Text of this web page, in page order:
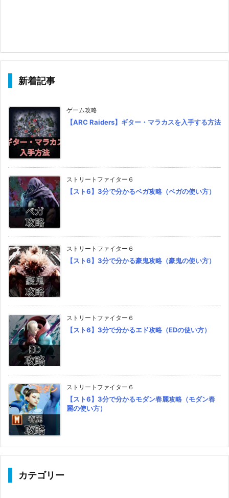
新着記事
ゲーム攻略
【ARC Raiders】ギター・マラカスを入手する方法
ストリートファイター６
【スト6】3分で分かるベガ攻略（ベガの使い方）
ストリートファイター６
【スト6】3分で分かる豪鬼攻略（豪鬼の使い方）
ストリートファイター６
【スト6】3分で分かるエド攻略（EDの使い方）
ストリートファイター６
【スト6】3分で分かるモダン春麗攻略（モダン春
麗の使い方）
カテゴリー